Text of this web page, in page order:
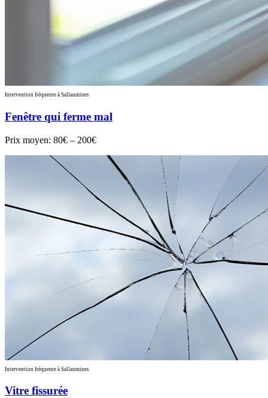
Intervention fréquente à Sallaumines
Fenêtre qui ferme mal
Prix moyen: 80€ – 200€
Intervention fréquente à Sallaumines
Vitre fissurée